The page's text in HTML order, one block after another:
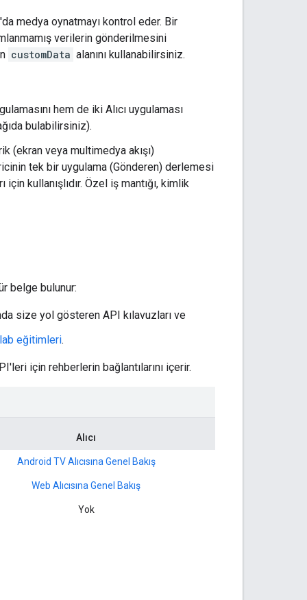
medya oynatmayı kontrol eder. Bir
verilerin gönderilmesini
customData alanını kullanabilirsiniz.
hem de iki Alıcı uygulaması
bulabilirsiniz).
(ekran veya multimedya akışı)
tek bir uygulama (Gönderen) derlemesi
kullanışlıdır. Özel iş mantığı, kimlik
belge bulunur:
size yol gösteren API kılavuzları ve
eğitimleri.
için rehberlerin bağlantılarını içerir.
Alıcı
Android TV Alıcısına Genel Bakış
Web Alıcısına Genel Bakış
Yok